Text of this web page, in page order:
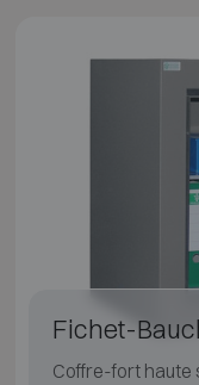
Fichet-
Coffre-fort haute